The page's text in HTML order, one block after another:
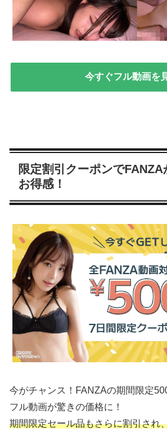
今すぐフル動画を
限定割引クーポンで
お得感！
今がチャンス！FANZAの期間限定
フル動画が驚きの価格に！
期間限定セール品もさらに割引され